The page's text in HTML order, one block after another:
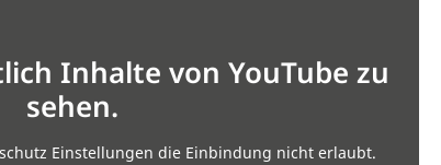
Inhalte von YouTube zu
sehen.
Einstellungen die Einbindung nicht erlaubt.